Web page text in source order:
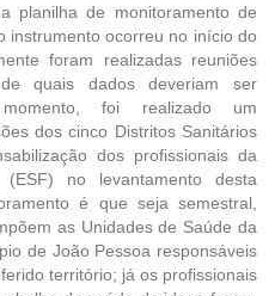
planilha de monitoramento de
instrumento ocorreu no início do
foram realizadas reuniões
quais dados deveriam ser
foi realizado um
dos cinco Distritos Sanitários
dos profissionais da
no levantamento desta
é que seja semestral,
as Unidades de Saúde da
de João Pessoa responsáveis
território; já os profissionais